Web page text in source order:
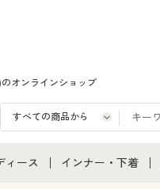
オンラインショップ
ィース インナー・下着